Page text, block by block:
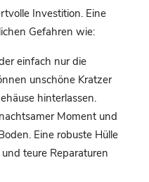
Investition. Eine
Gefahren wie:
einfach nur die
unschöne Kratzer
hinterlassen.
Moment und
Eine robuste Hülle
teure Reparaturen